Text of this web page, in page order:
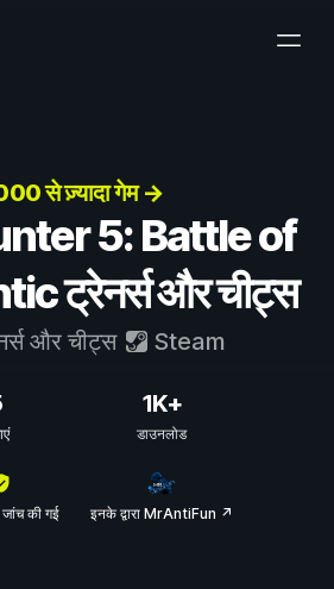
से ज़्यादा गेम →
5: Battle of
ट्रेनर्स और चीट्स
और चीट्स Steam
1K+
डाउनलोड
की गई इनके द्वारा MrAntiFun ↗